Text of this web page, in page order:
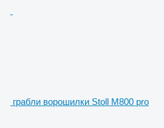
грабли ворошилки Stoll M800 pro